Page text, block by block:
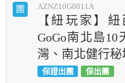
團 AZNZ10G0811A
【紐玩家】
GoGo南北島
灣、南北健行秘
保證出團 保出團